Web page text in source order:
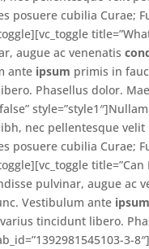
posuere cubilia Curae;
augue ac venenatis
ante ipsum primis in
Phasellus dolor.
nec pellentesque
posuere cubilia Curae;
pulvinar, augue ac
Vestibulum ante ipsum
tincidunt libero.
3-